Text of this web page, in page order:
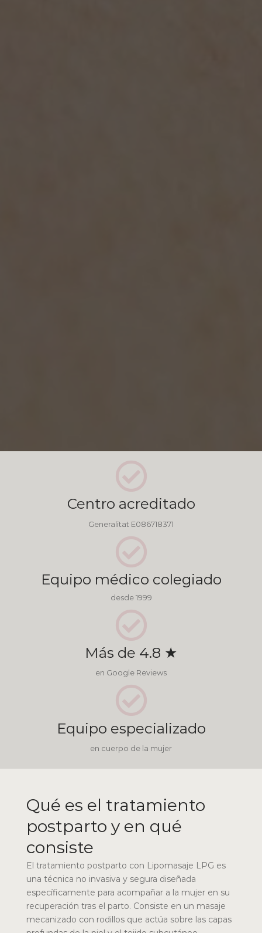
Centro acreditado
Generalitat E086718371
Equipo médico colegiado
desde 1999
Más de 4.8 ★
en Google Reviews
Equipo especializado
en cuerpo de la mujer
Qué es el tratamiento
postparto y en qué
consiste
El tratamiento postparto con Lipomasaje LPG es
una técnica no invasiva y segura diseñada
específicamente para acompañar a la mujer en su
recuperación tras el parto. Consiste en un masaje
mecanizado con rodillos que actúa sobre las capas